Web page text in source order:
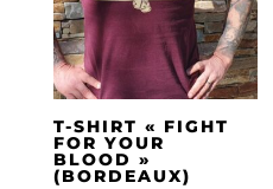
au
plus
T-SHIRT « FIGHT
FOR YOUR
BLOOD »
(BORDEAUX)